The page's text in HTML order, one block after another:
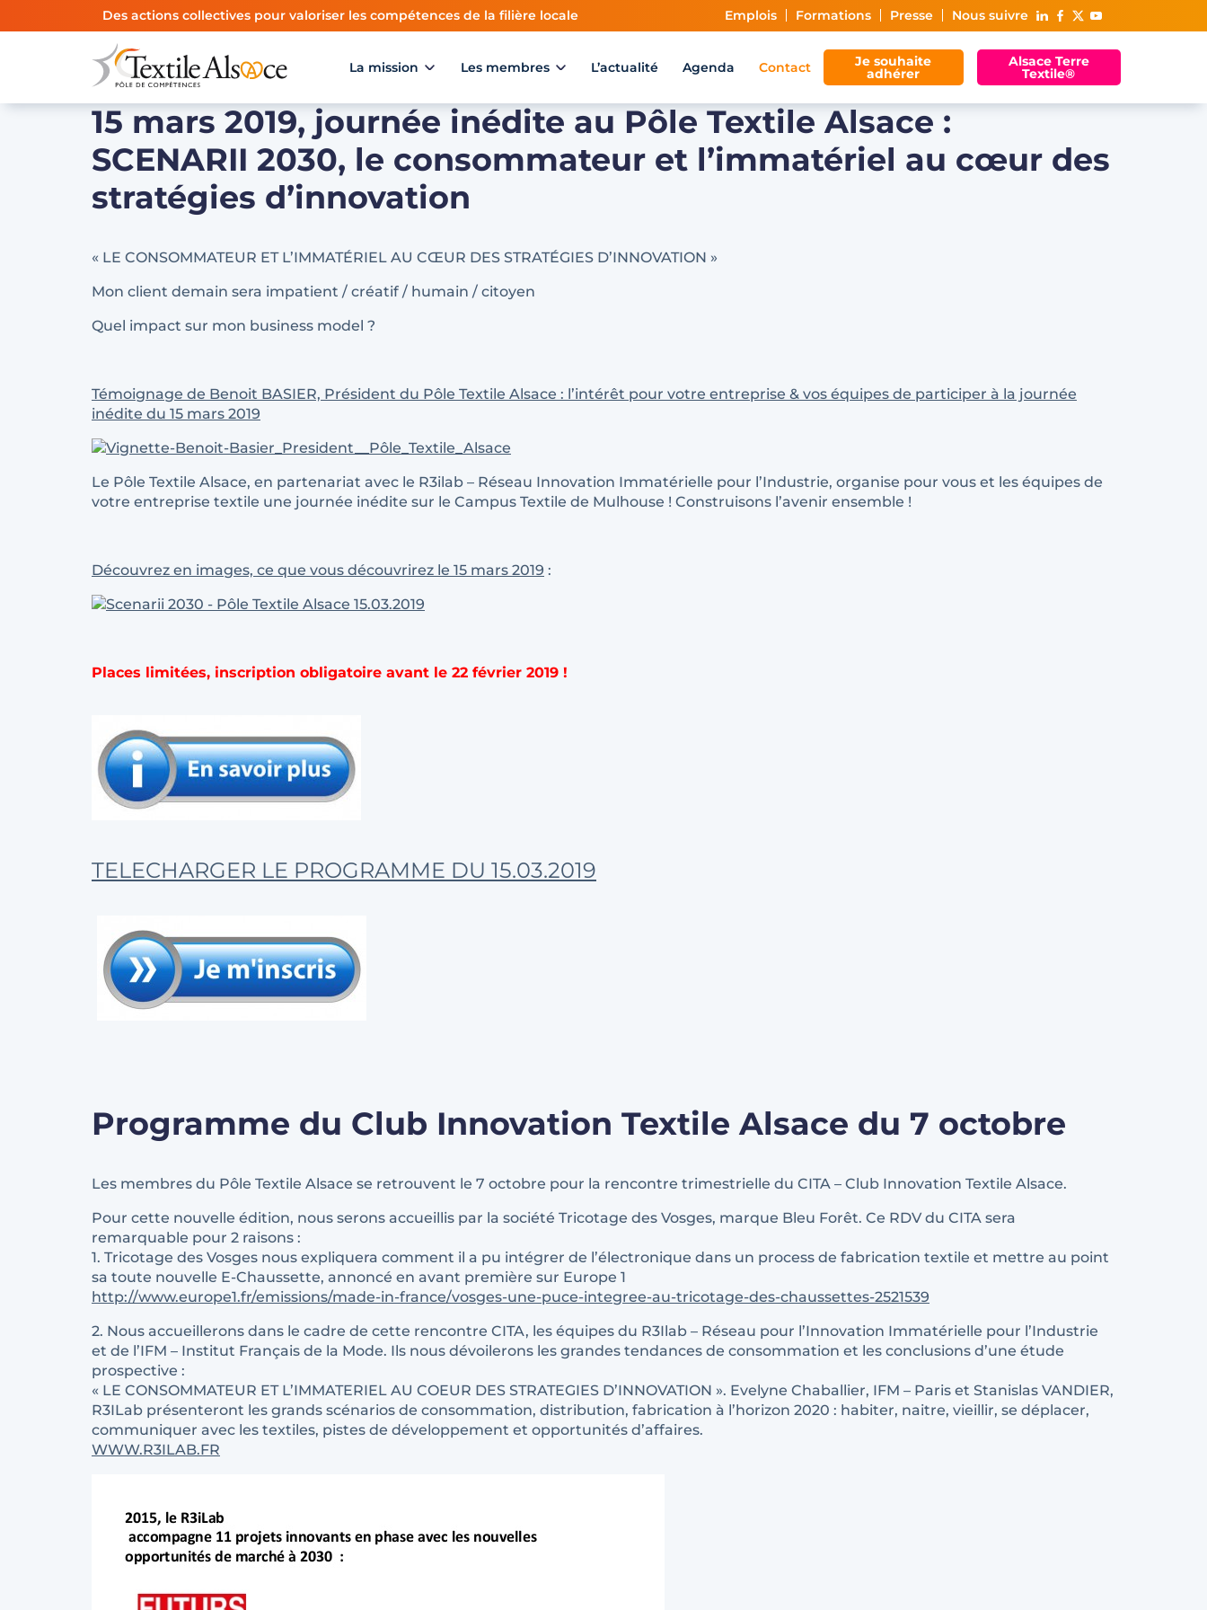
Des actions collectives pour valoriser les compétences de la filière locale Emplois Formations Presse Nous suivre
La mission Les membres L’actualité Agenda Contact Je souhaite
adhérer
Alsace Terre
Textile®
15 mars 2019, journée inédite au Pôle Textile Alsace :
SCENARII 2030, le consommateur et l’immatériel au cœur des
stratégies d’innovation
« LE CONSOMMATEUR ET L’IMMATÉRIEL AU CŒUR DES STRATÉGIES D’INNOVATION »
Mon client demain sera impatient / créatif / humain / citoyen
Quel impact sur mon business model ?
Témoignage de Benoit BASIER, Président du Pôle Textile Alsace : l’intérêt pour votre entreprise & vos équipes de participer à la journée
inédite du 15 mars 2019
Le Pôle Textile Alsace, en partenariat avec le R3ilab – Réseau Innovation Immatérielle pour l’Industrie, organise pour vous et les équipes de
votre entreprise textile une journée inédite sur le Campus Textile de Mulhouse ! Construisons l’avenir ensemble !
Découvrez en images, ce que vous découvrirez le 15 mars 2019 :
Places limitées, inscription obligatoire avant le 22 février 2019 !
TELECHARGER LE PROGRAMME DU 15.03.2019
Programme du Club Innovation Textile Alsace du 7 octobre
Les membres du Pôle Textile Alsace se retrouvent le 7 octobre pour la rencontre trimestrielle du CITA – Club Innovation Textile Alsace.
Pour cette nouvelle édition, nous serons accueillis par la société Tricotage des Vosges, marque Bleu Forêt. Ce RDV du CITA sera
remarquable pour 2 raisons :
1. Tricotage des Vosges nous expliquera comment il a pu intégrer de l’électronique dans un process de fabrication textile et mettre au point
sa toute nouvelle E-Chaussette, annoncé en avant première sur Europe 1
http://www.europe1.fr/emissions/made-in-france/vosges-une-puce-integree-au-tricotage-des-chaussettes-2521539
2. Nous accueillerons dans le cadre de cette rencontre CITA, les équipes du R3Ilab – Réseau pour l’Innovation Immatérielle pour l’Industrie
et de l’IFM – Institut Français de la Mode. Ils nous dévoilerons les grandes tendances de consommation et les conclusions d’une étude
prospective :
« LE CONSOMMATEUR ET L’IMMATERIEL AU COEUR DES STRATEGIES D’INNOVATION ». Evelyne Chaballier, IFM – Paris et Stanislas VANDIER,
R3ILab présenteront les grands scénarios de consommation, distribution, fabrication à l’horizon 2020 : habiter, naitre, vieillir, se déplacer,
communiquer avec les textiles, pistes de développement et opportunités d’affaires.
WWW.R3ILAB.FR
Panneau de gestion des cookies